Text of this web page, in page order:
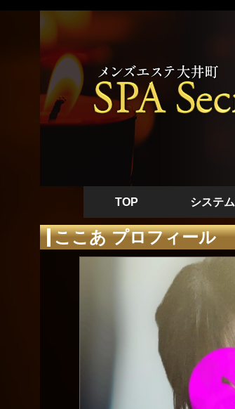
TOP システム
ここあ プロフィール